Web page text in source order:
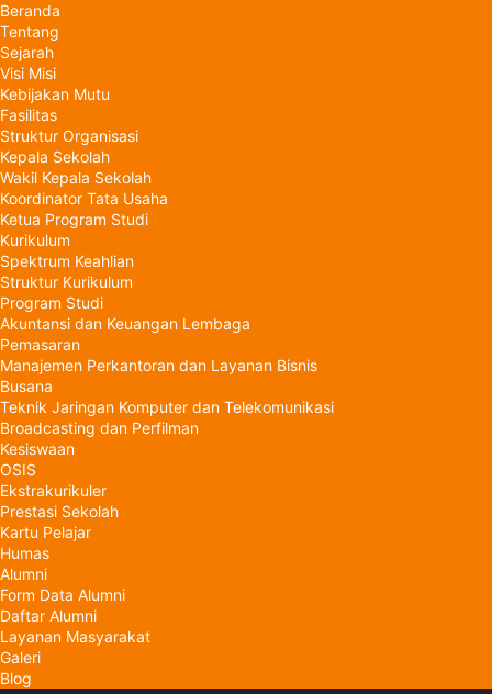
Beranda
Tentang
Sejarah
Visi Misi
Kebijakan Mutu
Fasilitas
Struktur Organisasi
Kepala Sekolah
Wakil Kepala Sekolah
Koordinator Tata Usaha
Ketua Program Studi
Kurikulum
Spektrum Keahlian
Struktur Kurikulum
Program Studi
Akuntansi dan Keuangan Lembaga
Pemasaran
Manajemen Perkantoran dan Layanan Bisnis
Busana
Teknik Jaringan Komputer dan Telekomunikasi
Broadcasting dan Perfilman
Kesiswaan
OSIS
Ekstrakurikuler
Prestasi Sekolah
Kartu Pelajar
Humas
Alumni
Form Data Alumni
Daftar Alumni
Layanan Masyarakat
Galeri
Blog